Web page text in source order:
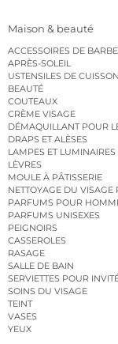
Maison & beauté
ACCESSOIRES DE
APRÈS-SOLEIL
USTENSILES DE CUISSON
BEAUTÉ
COUTEAUX
CRÈME VISAGE
DÉMAQUILLANT POUR
DRAPS ET ALÈSES
LAMPES ET LUMINAIRES
LÈVRES
MOULE À PÂTISSERIE
NETTOYAGE DU
PARFUMS POUR
PARFUMS UNISEXES
PEIGNOIRS
CASSEROLES
RASAGE
SALLE DE BAIN
SERVIETTES POUR
SOINS DU VISAGE
TEINT
VASES
YEUX